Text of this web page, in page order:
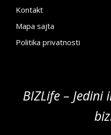
Kontakt
Mapa sajta
Politika privatnosti
BIZLife –